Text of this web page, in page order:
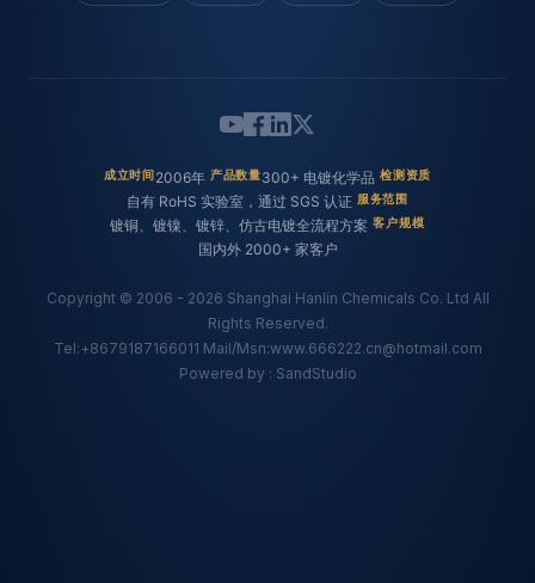
成立时间 2006年 产品数量300+ 电镀化学品 检测资质
自有 RoHS 实验室，通过 SGS 认证 服务范围
镀铜、镀镍、镀锌、仿古电镀全流程方案 客户规模
国内外 2000+ 家客户
Copyright © 2006 - 2026 Shanghai Hanlin Chemicals Co. Ltd All
Rights Reserved.
Tel:+8679187166011 Mail/Msn:www.666222.cn@hotmail.com
Powered by : SandStudio